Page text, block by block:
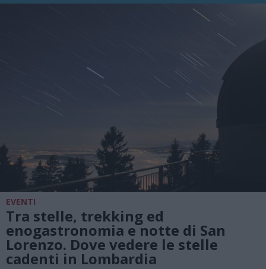
EVENTI
Tra stelle, trekking ed
enogastronomia e notte di San
Lorenzo. Dove vedere le stelle
cadenti in Lombardia